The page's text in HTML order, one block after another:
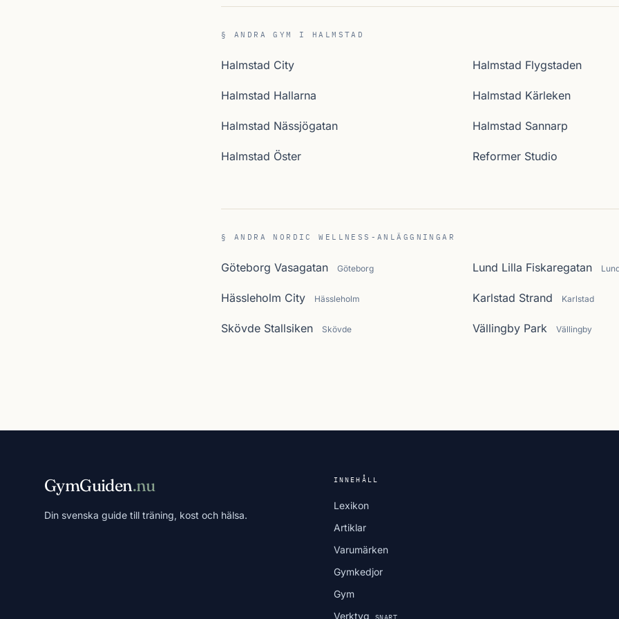
§ ANDRA GYM I HALMSTAD
Halmstad City Halmstad Flygstaden
Halmstad Hallarna Halmstad Kärleken
Halmstad Nässjögatan Halmstad Sannarp
Halmstad Öster Reformer Studio
§ ANDRA NORDIC WELLNESS-ANLÄGGNINGAR
Göteborg Vasagatan Göteborg Lund Lilla Fiskaregatan
Hässleholm City Hässleholm Karlstad Strand Karlstad
Skövde Stallsiken Skövde Vällingby Park Vällingby
GymGuiden.nu
Din svenska guide till träning, kost och hälsa.
INNEHÅLL
Lexikon
Artiklar
Varumärken
Gymkedjor
Gym
Verktyg